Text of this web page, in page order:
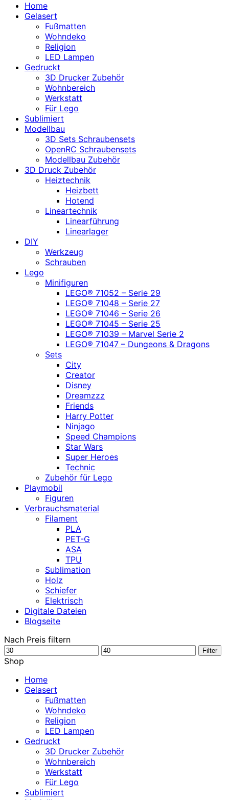
Home
Gelasert
Fußmatten
Wohndeko
Religion
LED Lampen
Gedruckt
3D Drucker Zubehör
Wohnbereich
Werkstatt
Für Lego
Sublimiert
Modellbau
3D Sets Schraubensets
OpenRC Schraubensets
Modellbau Zubehör
3D Druck Zubehör
Heiztechnik
Heizbett
Hotend
Lineartechnik
Linearführung
Linearlager
DIY
Werkzeug
Schrauben
Lego
Minifiguren
LEGO® 71052 – Serie 29
LEGO® 71048 – Serie 27
LEGO® 71046 – Serie 26
LEGO® 71045 – Serie 25
LEGO® 71039 – Marvel Serie 2
LEGO® 71047 – Dungeons & Dragons
Sets
City
Creator
Disney
Dreamzzz
Friends
Harry Potter
Ninjago
Speed Champions
Star Wars
Super Heroes
Technic
Zubehör für Lego
Playmobil
Figuren
Verbrauchsmaterial
Filament
PLA
PET-G
ASA
TPU
Sublimation
Holz
Schiefer
Elektrisch
Digitale Dateien
Blogseite
Nach Preis filtern
Min.
Preis
Max.
Filter
Shop
Home
Gelasert
Fußmatten
Wohndeko
Religion
LED Lampen
Gedruckt
3D Drucker Zubehör
Wohnbereich
Werkstatt
Für Lego
Sublimiert